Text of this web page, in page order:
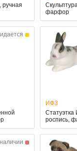
фарфор
ИФЗ
роспись,